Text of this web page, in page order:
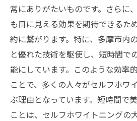
常にありがたいものです。さらに
も目に見える効果を期待できるた
約に繋がります。特に、多摩市内
と優れた技術を駆使し、短時間で
能にしています。このような効率
ことで、多くの人々がセルフホワ
ぶ理由となっています。短時間で
ことは、セルフホワイトニングの